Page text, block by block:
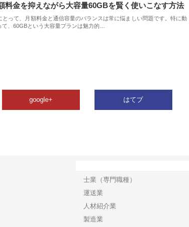
料金を抑えながら大容量60GBを賢く使いこなす方法
って、月額料金と通信容量のバランスは常に悩ましい問題です。特に動
、60GBという大容量プランは魅力的…
google+ はてブ
士業（専門職種）
運送業
人材紹介業
製造業